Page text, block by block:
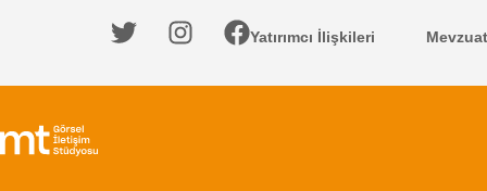
Yatırımcı İlişkileri